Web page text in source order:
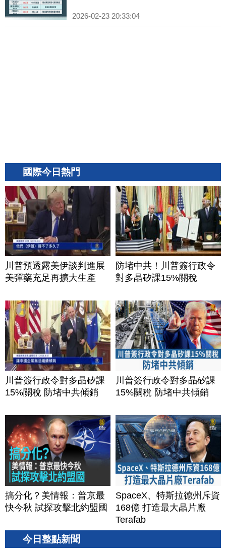
2026-02-23 20:33:04
國際今日熱門
川普預透露美伊談判進展
美彈藥充足再擴大生產
防堵中共！川普簽行政令
對多晶矽課15%關稅
川普簽行政令對多晶矽課
15%關稅 防堵中共傾銷
川普簽行政令對多晶矽課
15%關稅 防堵中共傾銷
搞分化？美情報：普京最
快今秋 試探攻擊北約盟國
SpaceX、特斯拉德州斥資
168億 打造最大晶片廠
Terafab
今日整點新聞